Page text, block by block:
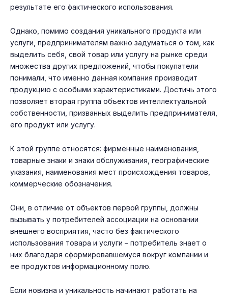
результате его фактического использования.
Однако, помимо создания уникального продукта или
услуги, предпринимателям важно задуматься о том, как
выделить себя, свой товар или услугу на рынке среди
множества других предложений, чтобы покупатели
понимали, что именно данная компания производит
продукцию с особыми характеристиками. Достичь этого
позволяет вторая группа объектов интеллектуальной
собственности, призванных выделить предпринимателя,
его продукт или услугу.
К этой группе относятся: фирменные наименования,
товарные знаки и знаки обслуживания, географические
указания, наименования мест происхождения товаров,
коммерческие обозначения.
Они, в отличие от объектов первой группы, должны
вызывать у потребителей ассоциации на основании
внешнего восприятия, часто без фактического
использования товара и услуги – потребитель знает о
них благодаря сформировавшемуся вокруг компании и
ее продуктов информационному полю.
Если новизна и уникальность начинают работать на